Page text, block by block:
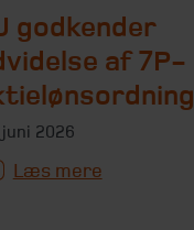
godkender
af 7P-
2026
Læs mere